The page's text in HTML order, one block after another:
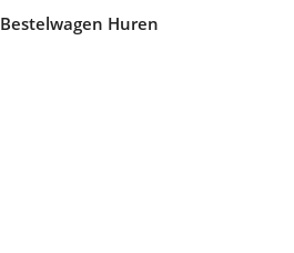
Bestelwagen Huren